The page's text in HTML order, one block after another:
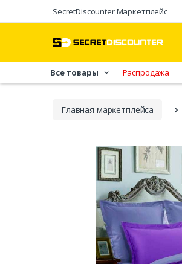
SecretDiscounter Маркетплейс
Все товары Распродажа
Главная марĸетплейса